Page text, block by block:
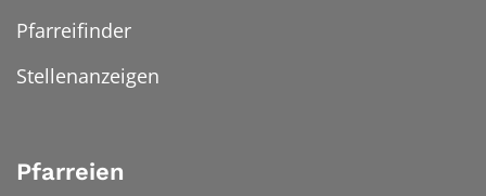
Pfarreifinder
Stellenanzeigen
Pfarreien